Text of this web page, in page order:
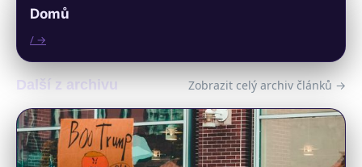
Domů
/ →
Další z archivu Zobrazit celý archiv článků →